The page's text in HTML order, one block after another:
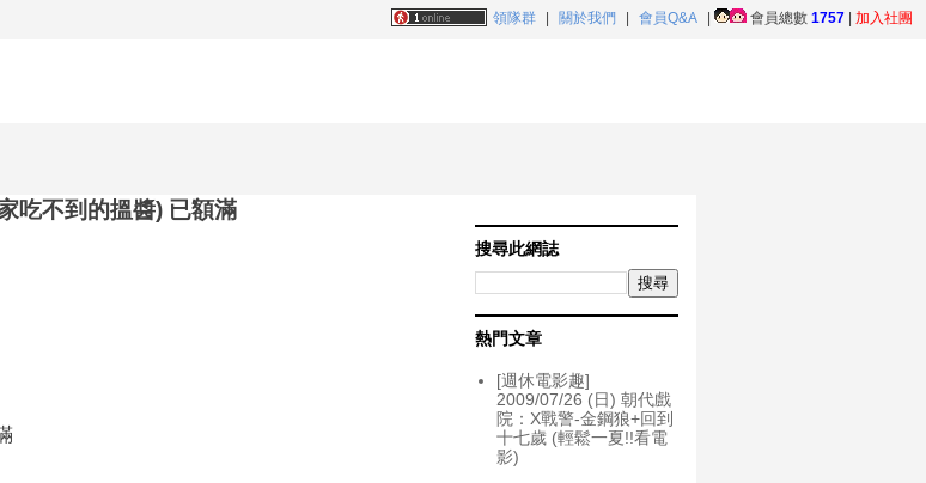
領隊群 關於我們 會員Q&A 會員總數 1757 加入社團
吃不到的搵醬) 已額滿
搜尋此網誌
熱門文章
[週休電影趣]
2009/07/26 (日) 朝代戲
院：X戰警-金鋼狼+回到
十七歲 (輕鬆一夏!!看電
影)